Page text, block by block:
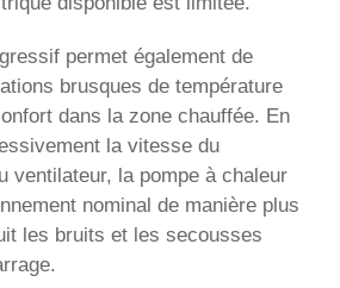
permet également de
brusques de température
dans la zone chauffée. En
la vitesse du
ventilateur, la pompe à chaleur
nominal de manière plus
les bruits et les secousses